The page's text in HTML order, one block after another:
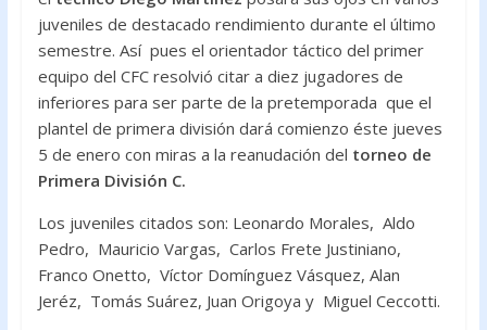
juveniles de destacado rendimiento durante el último
semestre. Así pues el orientador táctico del primer
equipo del CFC resolvió citar a diez jugadores de
inferiores para ser parte de la pretemporada que el
plantel de primera división dará comienzo éste jueves
5 de enero con miras a la reanudación del torneo de
Primera División C.
Los juveniles citados son: Leonardo Morales, Aldo
Pedro, Mauricio Vargas, Carlos Frete Justiniano,
Franco Onetto, Víctor Domínguez Vásquez, Alan
Jeréz, Tomás Suárez, Juan Origoya y Miguel Ceccotti.